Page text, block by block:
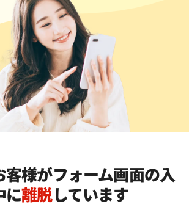
客様がフォーム画面の入
に離脱しています